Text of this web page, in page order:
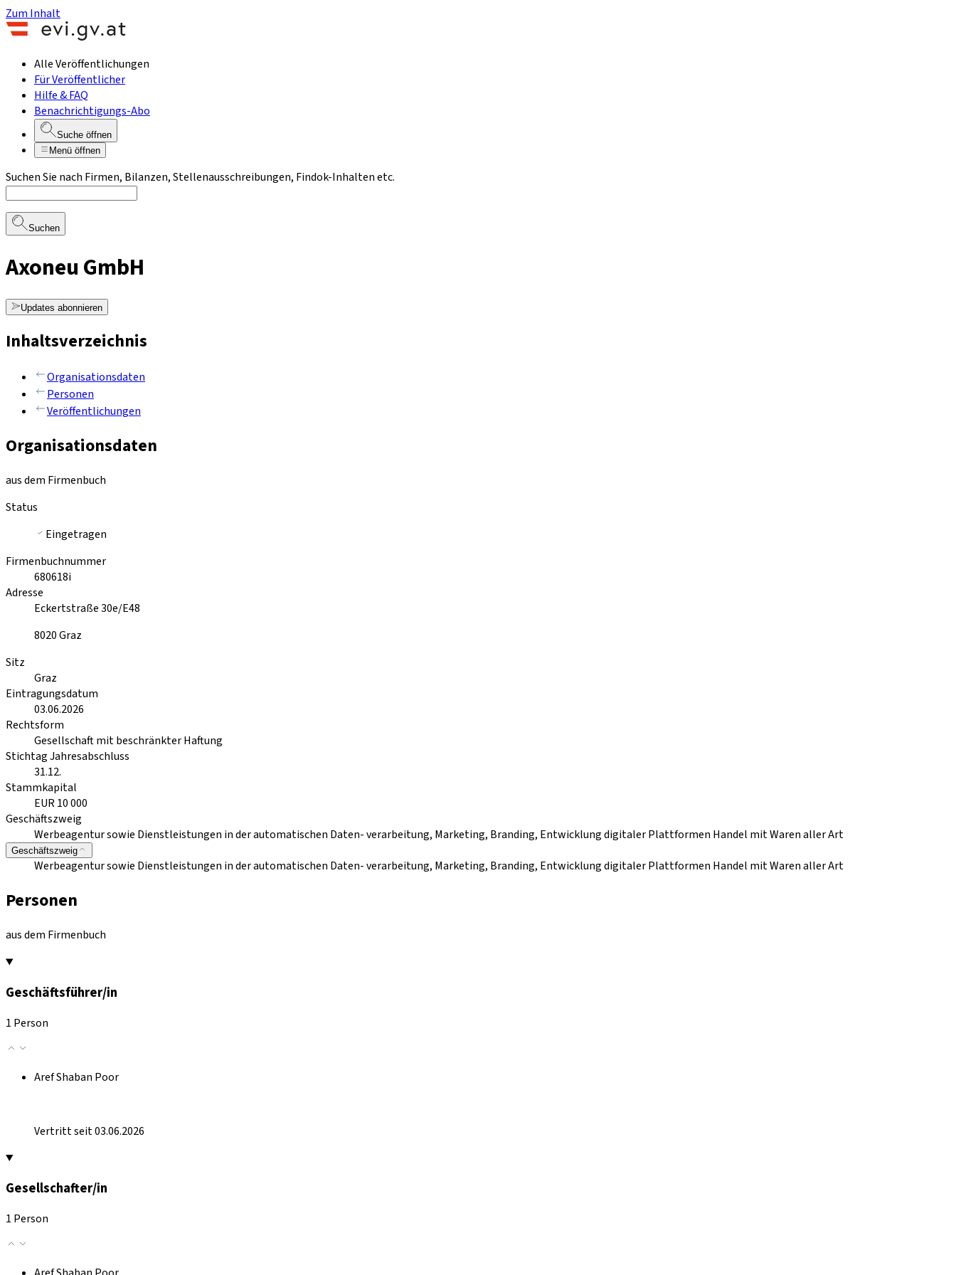
Zum Inhalt
Alle Veröffentlichungen
Für Veröffentlicher
Hilfe & FAQ
Benachrichtigungs-Abo
Suche öffnen
Menü öffnen
Suchen Sie nach Firmen, Bilanzen, Stellenausschreibungen, Findok-Inhalten etc.
Suchen
Axoneu GmbH
Updates abonnieren
Inhaltsverzeichnis
Organisationsdaten
Personen
Veröffentlichungen
Organisationsdaten
aus dem Firmenbuch
Status
Eingetragen
Firmenbuchnummer
680618i
Adresse
Eckertstraße 30e/E48
8020Graz
Sitz
Graz
Eintragungsdatum
03.06.2026
Rechtsform
Gesellschaft mit beschränkter Haftung
Stichtag Jahresabschluss
31.12.
Stammkapital
EUR 10 000
Geschäftszweig
Werbeagentur sowie Dienstleistungen in der automatischen Daten- verarbeitung, Marketing, Branding, Entwicklung digitaler Plattformen Handel mit Waren aller Art
Geschäftszweig
Werbeagentur sowie Dienstleistungen in der automatischen Daten- verarbeitung, Marketing, Branding, Entwicklung digitaler Plattformen Handel mit Waren aller Art
Personen
aus dem Firmenbuch
Geschäftsführer/in
1 Person
Aref Shaban Poor
Vertritt seit 03.06.2026
Gesellschafter/in
1 Person